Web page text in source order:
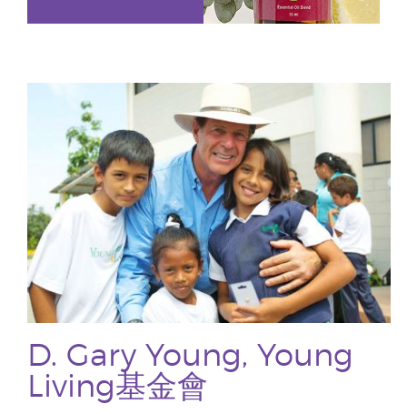
D. Gary Young, Young
Living基金會